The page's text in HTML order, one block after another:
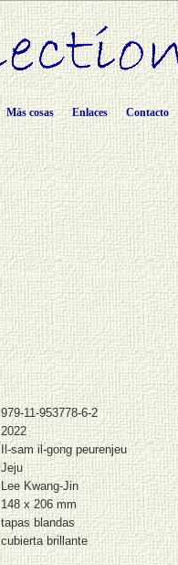
Más cosas Enlaces Contacto
979-11-953778-6-2
2022
Il-sam il-gong peurenjeu
Jeju
Lee Kwang-Jin
148 x 206 mm
tapas blandas
cubierta brillante